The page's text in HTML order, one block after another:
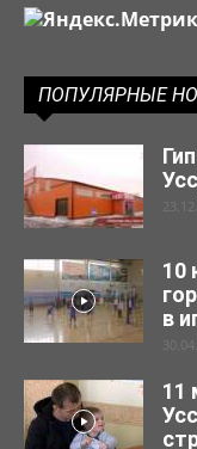
ПОПУЛЯРНЫЕ
10
в
11